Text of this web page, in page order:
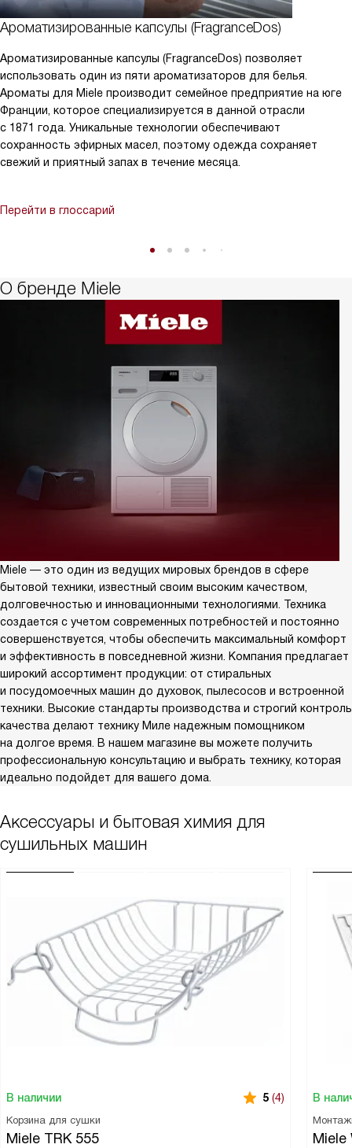
Ароматизированные капсулы (FragranceDos)
Ароматизированные капсулы (FragranceDos) позволяет
использовать один из пяти ароматизаторов для белья.
Ароматы для Miele производит семейное предприятие на юге
Франции, которое специализируется в данной отрасли
с 1871 года. Уникальные технологии обеспечивают
сохранность эфирных масел, поэтому одежда сохраняет
свежий и приятный запах в течение месяца.
Перейти в глоссарий
О бренде Miele
Miele — это один из ведущих мировых брендов в сфере
бытовой техники, известный своим высоким качеством,
долговечностью и инновационными технологиями. Техника
создается с учетом современных потребностей и постоянно
совершенствуется, чтобы обеспечить максимальный комфорт
и эффективность в повседневной жизни. Компания предлагает
широкий ассортимент продукции: от стиральных
и посудомоечных машин до духовок, пылесосов и встроенной
техники. Высокие стандарты производства и строгий контроль
качества делают технику Миле надежным помощником
на долгое время. В нашем магазине вы можете получить
профессиональную консультацию и выбрать технику, которая
идеально подойдет для вашего дома.
Аксессуары и бытовая химия для
сушильных машин
В наличии 5 (4)
Корзина для сушки
Miele TRK 555
В
Miele